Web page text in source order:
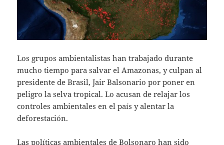
Los grupos ambientalistas han trabajado durante
mucho tiempo para salvar el Amazonas, y culpan al
presidente de Brasil, Jair Balsonario por poner en
peligro la selva tropical. Lo acusan de relajar los
controles ambientales en el país y alentar la
deforestación.
Las políticas ambientales de Bolsonaro han sido